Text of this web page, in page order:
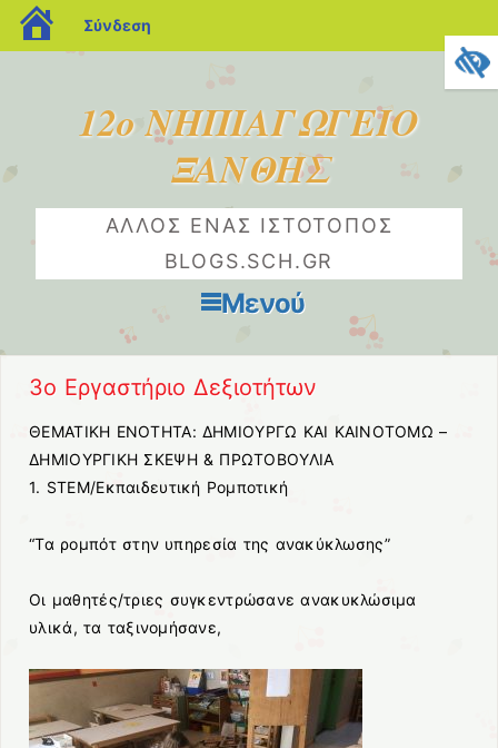
blogs.sch.gr
Σύνδεση
12ο ΝΗΠΙΑΓΩΓΕΙΟ
ΞΑΝΘΗΣ
ΆΛΛΟΣ ΈΝΑΣ ΙΣΤΌΤΟΠΟΣ
BLOGS.SCH.GR
Μενού
Μετάβαση στο περιεχόμενο
3ο Εργαστήριο Δεξιοτήτων
ΘΕΜΑΤΙΚΗ ΕΝΟΤΗΤΑ: ΔΗΜΙΟΥΡΓΩ ΚΑΙ ΚΑΙΝΟΤΟΜΩ –
ΔΗΜΙΟΥΡΓΙΚΗ ΣΚΕΨΗ & ΠΡΩΤΟΒΟΥΛΙΑ
1. STEM/Εκπαιδευτική Ρομποτική
“Τα ρομπότ στην υπηρεσία της ανακύκλωσης”
Οι μαθητές/τριες συγκεντρώσανε ανακυκλώσιμα
υλικά, τα ταξινομήσανε,